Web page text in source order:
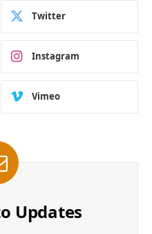
Twitter
Instagram
Vimeo
Updates